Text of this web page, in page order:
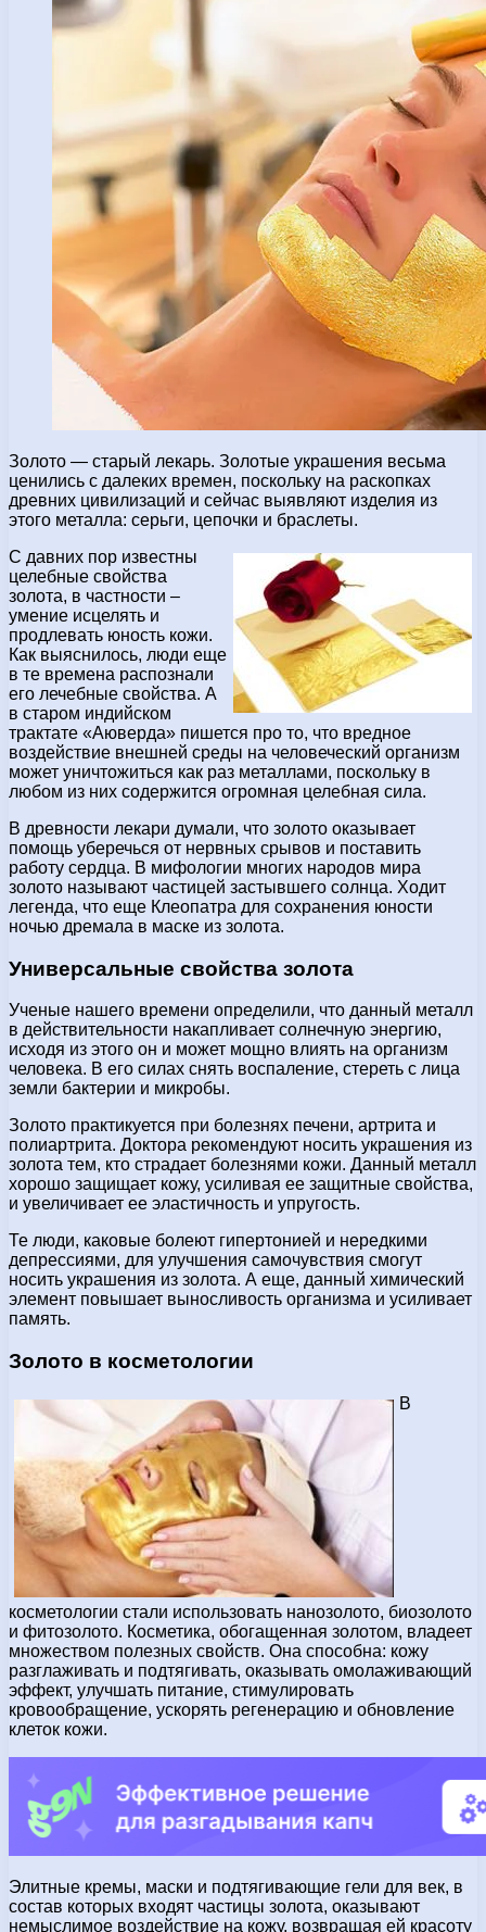
Золото — старый лекарь. Золотые украшения весьма
ценились с далеких времен, поскольку на раскопках
древних цивилизаций и сейчас выявляют изделия из
этого металла: серьги, цепочки и браслеты.
С давних пор известны
целебные свойства
золота, в частности –
умение исцелять и
продлевать юность кожи.
Как выяснилось, люди еще
в те времена распознали
его лечебные свойства. А
в старом индийском
трактате «Аюверда» пишется про то, что вредное
воздействие внешней среды на человеческий организм
может уничтожиться как раз металлами, поскольку в
любом из них содержится огромная целебная сила.
В древности лекари думали, что золото оказывает
помощь уберечься от нервных срывов и поставить
работу сердца. В мифологии многих народов мира
золото называют частицей застывшего солнца. Ходит
легенда, что еще Клеопатра для сохранения юности
ночью дремала в маске из золота.
Универсальные свойства золота
Ученые нашего времени определили, что данный металл
в действительности накапливает солнечную энергию,
исходя из этого он и может мощно влиять на организм
человека. В его силах снять воспаление, стереть с лица
земли бактерии и микробы.
Золото практикуется при болезнях печени, артрита и
полиартрита. Доктора рекомендуют носить украшения из
золота тем, кто страдает болезнями кожи. Данный металл
хорошо защищает кожу, усиливая ее защитные свойства,
и увеличивает ее эластичность и упругость.
Те люди, каковые болеют гипертонией и нередкими
депрессиями, для улучшения самочувствия смогут
носить украшения из золота. А еще, данный химический
элемент повышает выносливость организма и усиливает
память.
Золото в косметологии
В
косметологии стали использовать нанозолото, биозолото
и фитозолото. Косметика, обогащенная золотом, владеет
множеством полезных свойств. Она способна: кожу
разглаживать и подтягивать, оказывать омолаживающий
эффект, улучшать питание, стимулировать
кровообращение, ускорять регенерацию и обновление
клеток кожи.
Элитные кремы, маски и подтягивающие гели для век, в
состав которых входят частицы золота, оказывают
немыслимое воздействие на кожу, возвращая ей красоту